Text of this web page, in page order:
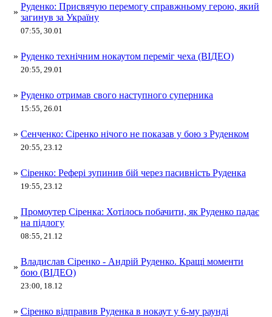
»
Руденко: Присвячую перемогу справжньому герою, який
загинув за Україну
07:55, 30.01
» Руденко технічним нокаутом переміг чеха (ВІДЕО)
20:55, 29.01
» Руденко отримав свого наступного суперника
15:55, 26.01
» Сенченко: Сіренко нічого не показав у бою з Руденком
20:55, 23.12
» Сіренко: Рефері зупинив бій через пасивність Руденка
19:55, 23.12
»
Промоутер Сіренка: Хотілось побачити, як Руденко падає
на підлогу
08:55, 21.12
»
Владислав Сіренко - Андрій Руденко. Кращі моменти
бою (ВІДЕО)
23:00, 18.12
» Сіренко відправив Руденка в нокаут у 6-му раунді